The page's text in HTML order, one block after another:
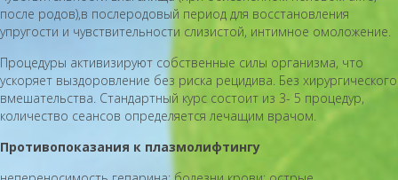
после родов),в послеродовый период для восстановления
упругости и чувствительности слизистой, интимное омоложение.
Процедуры активизируют собственные силы организма, что
ускоряет выздоровление без риска рецидива. Без хирургического
вмешательства. Стандартный курс состоит из 3- 5 процедур,
количество сеансов определяется лечащим врачом.
Противопоказания к плазмолифтингу